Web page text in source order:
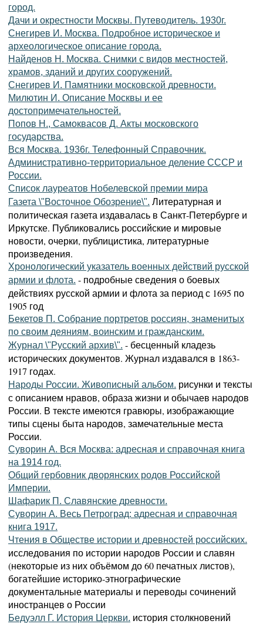
город.
Дачи и окрестности Москвы. Путеводитель. 1930г.
Снегирев И. Москва. Подробное историческое и
археологическое описание города.
Найденов Н. Москва. Снимки с видов местностей,
храмов, зданий и других сооружений.
Снегирев И. Памятники московской древности.
Милютин И. Описание Москвы и ее
достопримечательностей.
Попов Н., Самоквасов Д. Акты московского
государства.
Вся Москва. 1936г. Телефонный Справочник.
Административно-территориальное деление СССР и
России.
Список лауреатов Нобелевской премии мира
Газета \"Восточное Обозрение\". Литературная и
политическая газета издавалась в Санкт-Петербурге и
Иркутске. Публиковались российские и мировые
новости, очерки, публицистика, литературные
произведения.
Хронологический указатель военных действий русской
армии и флота. - подробные сведения о боевых
действиях русской армии и флота за период с 1695 по
1905 год
Бекетов П. Собрание портретов россиян, знаменитых
по своим деяниям, воинским и гражданским.
Журнал \"Русский архив\". - бесценный кладезь
исторических документов. Журнал издавался в 1863-
1917 годах.
Народы России. Живописный альбом. рисунки и тексты
с описанием нравов, образа жизни и обычаев народов
России. В тексте имеются гравюры, изображающие
типы сцены быта народов, замечательные места
России.
Суворин А. Вся Москва: адресная и справочная книга
на 1914 год.
Общий гербовник дворянских родов Российской
Империи.
Шафарик П. Славянские древности.
Суворин А. Весь Петроград: адресная и справочная
книга 1917.
Чтения в Обществе истории и древностей российских.
исследования по истории народов России и славян
(некоторые из них объёмом до 60 печатных листов),
богатейшие историко-этнографические
документальные материалы и переводы сочинений
иностранцев о России
Бедуэлл Г. История Церкви. история столкновений